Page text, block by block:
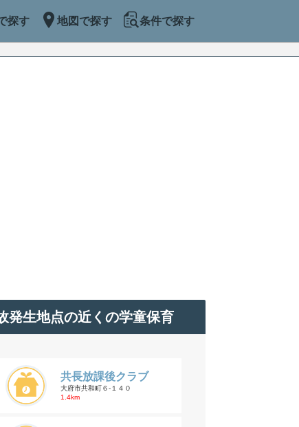
探す 地図で探す 条件で探す
発生地点の近くの学童保育
共長放課後クラブ
大府市共和町６-１４０
1.4km